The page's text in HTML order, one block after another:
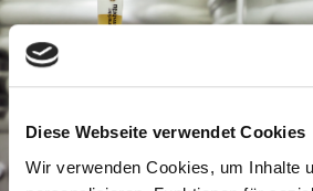
Diese Webseite verwendet Cookies
Wir verwenden Cookies, um Inhalte